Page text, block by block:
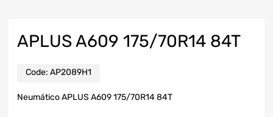
APLUS A609 175/70R14 84T
Code: AP2089H1
Neumático APLUS A609 175/70R14 84T